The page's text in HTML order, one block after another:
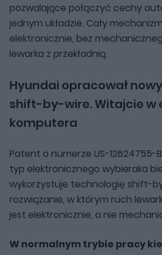
pozwalające połączyć cechy
jednym układzie. Cały
elektronicznie, bez
lewarka z przekładnią.
Hyundai opracował
shift-by-wire. Witajcie w
komputera
Patent o numerze US-12624755-
typ elektronicznego wybieraka
wykorzystuje technologię shift-
rozwiązanie, w którym ruch
jest elektronicznie, a nie
W normalnym trybie pracy